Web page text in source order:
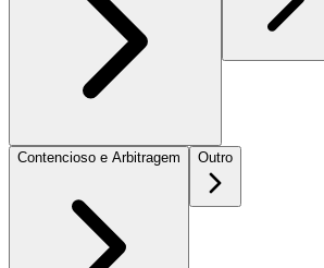
Contencioso e Arbitragem Outro